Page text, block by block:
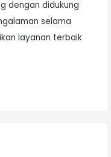
dengan didukung
selama
layanan terbaik